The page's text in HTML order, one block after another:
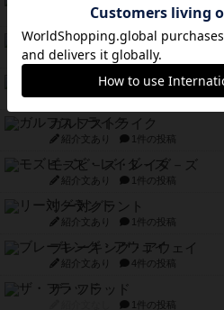
紹介文なし 5件の投稿
ファースト・イン・フライト
紹介文あり 3件の投稿
ダイススローン
紹介文なし 1件の投稿
ガルフストライク
紹介文あり 1件の投稿
モズビ－ズ・レイダ－ズ
紹介文あり 1件の投稿
リー対グラント
紹介文あり 1件の投稿
ブレーキング・アウェイ
紹介文あり 4件の投稿
ザ・フラッド
1件の投稿